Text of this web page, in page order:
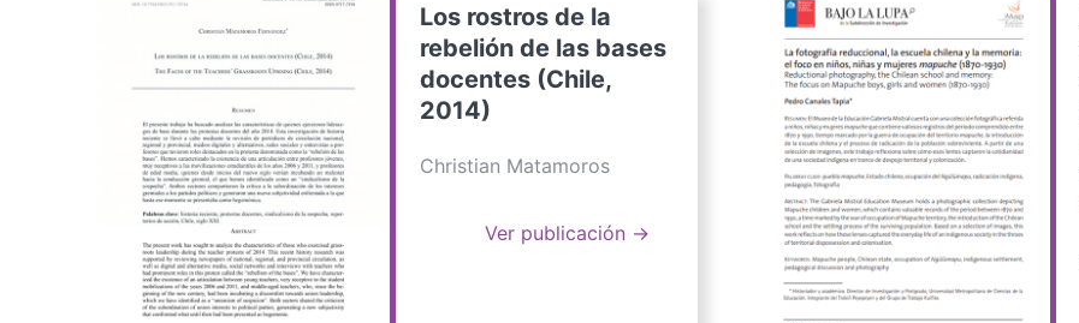
Los rostros de la
rebelión de las bases
docentes (Chile,
2014)
Christian Matamoros
Ver publicación →